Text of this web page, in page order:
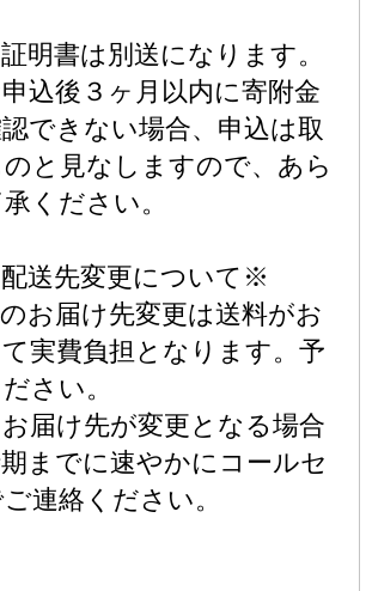
明書は別送になります。
込後３ヶ月以内に寄附金
できない場合、申込は取
と見なしますので、あら
ください。
送先変更について※
お届け先変更は送料がお
実費負担となります。予
さい。
届け先が変更となる場合
までに速やかにコールセ
連絡ください。